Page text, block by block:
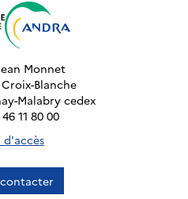
Monnet
Blanche
Malabry cedex
11 80 00
d'accès